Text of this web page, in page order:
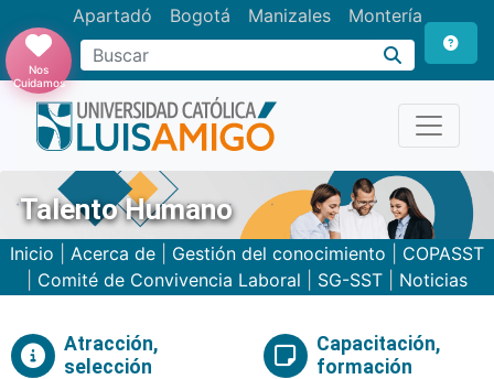
Apartadó Bogotá Manizales Montería
Buscar
Nos
Cuidamos
Talento Humano
Inicio Acerca de Gestión del conocimiento
COPASST
Comité de Convivencia Laboral SG-SST Noticias
Atracción,
selección
Capacitación,
formación